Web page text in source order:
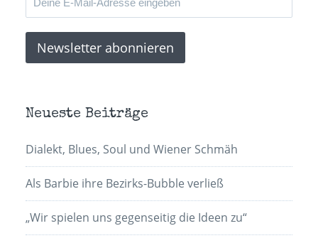
Neueste Beiträge
Dialekt, Blues, Soul und Wiener Schmäh
Als Barbie ihre Bezirks-Bubble verließ
„Wir spielen uns gegenseitig die Ideen zu“